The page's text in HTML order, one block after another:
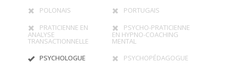
POLONAIS
PORTUGAIS
PRATICIENNE EN
ANALYSE
TRANSACTIONNELLE
PSYCHO-PRATICIENNE
EN HYPNO-COACHING
MENTAL
PSYCHOLOGUE
PSYCHOPÉDAGOGUE